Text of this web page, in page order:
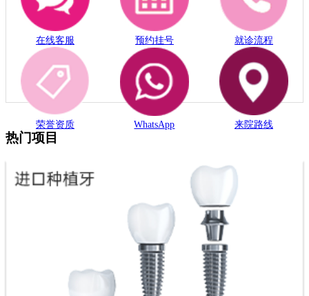
在线客服 预约挂号 就诊流程
荣誉资质 WhatsApp 来院路线
热门项目